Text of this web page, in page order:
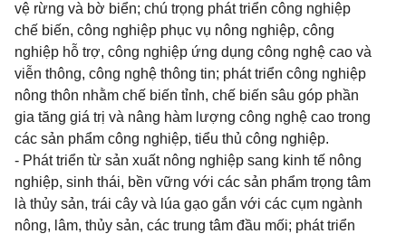
vệ rừng và bờ biển; chú trọng phát triển công nghiệp
chế biến, công nghiệp phục vụ nông nghiệp, công
nghiệp hỗ trợ, công nghiệp ứng dụng công nghệ cao và
viễn thông, công nghệ thông tin; phát triển công nghiệp
nông thôn nhằm chế biến tỉnh, chế biến sâu góp phần
gia tăng giá trị và nâng hàm lượng công nghệ cao trong
các sản phẩm công nghiệp, tiểu thủ công nghiệp.
- Phát triển từ sản xuất nông nghiệp sang kinh tế nông
nghiệp, sinh thái, bền vững với các sản phẩm trọng tâm
là thủy sản, trái cây và lúa gạo gắn với các cụm ngành
nông, lâm, thủy sản, các trung tâm đầu mối; phát triển